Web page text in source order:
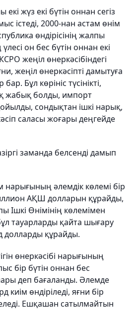
жүз екі бүтін оннан сегіз
істеді, 2000-нан астам өнім
өндірісінің жалпы
он бес бүтін оннан екі
жеңіл өнеркәсібіндегі
жеңіл өнеркәсіпті дамытуға
Бұл көрініс түсінікті,
жабық болды, импорт
сондықтан ішкі нарық,
саласы жоғары деңгейде
заманда белсенді дамып
нарығының әлемдік көлемі бір
АҚШ долларын құрайды,
Ішкі Өнімінің көлемімен
тауарларды қайта шығару
долларды құрайды.
өнеркәсібі нарығының
бір бүтін оннан бес
деп бағаланды. Әлемде
өндіріледі, яғни бір
Ешқашан сатылмайтын